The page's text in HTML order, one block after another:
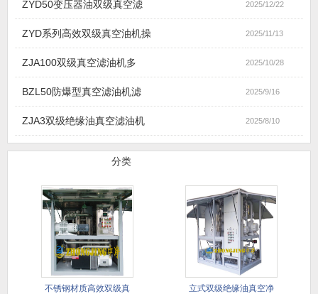
ZYD50变压器油双级真空滤 2025/12/22
ZYD系列高效双级真空油机操 2025/11/13
ZJA100双级真空滤油机多 2025/10/28
BZL50防爆型真空滤油机滤 2025/9/16
ZJA3双级绝缘油真空滤油机 2025/8/10
分类
不锈钢材质高效双级真 立式双级绝缘油真空净